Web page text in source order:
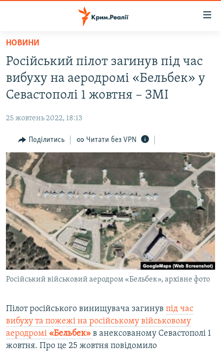
Перейти
основного
матеріалу
Перейти
до
основної
Перейти
до
пошуку
ВОДА.КРИМ
ВІДЕО ТА ФОТО
БЛОГИ
ПОГЛЯД
ІНТЕРВ'Ю
ВСЕ ЗА ДЕНЬ
СПЕЦПРОЕКТИ
ДЕПОРТАЦІЯ
ВІДЕОУРОКИ «ELIFBE»
СВІДЧЕННЯ ОКУПАЦІЇ
УКРАЇНСЬКА ПРОБЛЕМА КРИМУ
ІНФОГРАФІКА
ЯК ОБІЙТИ БЛОКУВАННЯ
Русский
Qırımtatar
ДОЛУЧАЙСЯ!
Усі сайти RFE/RL
НОВИНИ
Російський пілот загинув під час
вибуху на аеродромі «Бельбек» у
Севастополі 1 жовтня – ЗМІ
25 жовтень 2022, 18:13
Поділитись Читати без VPN
Російський військовий аеродром «Бельбек», архівне фото
Пілот російського винищувача загинув під час
вибуху та пожежі на російському військовому
аеродромі «Бельбек» в анексованому Севастополі 1
жовтня. Про це 25 жовтня повідомило